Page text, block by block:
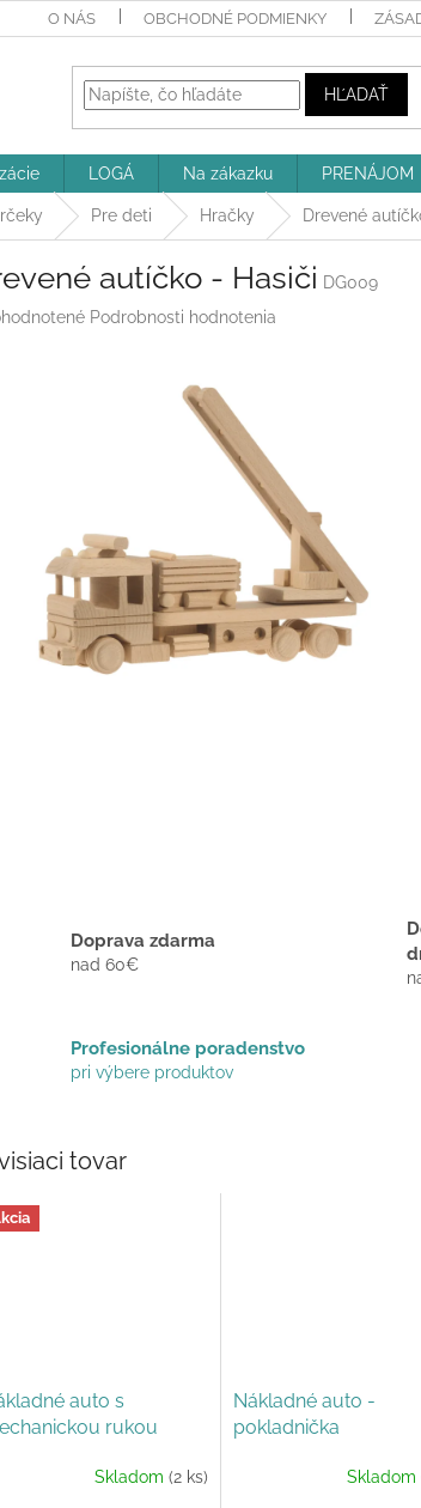
O NÁS OBCHODNÉ PODMIENKY
HĽADAŤ
LOGÁ Na zákazku PRENÁJOM
Pre deti Hračky Drevené
autíčko - Hasiči DG009
Podrobnosti hodnotenia
Doprava zdarma
nad 60€
Profesionálne poradenstvo
pri výbere produktov
tovar
auto s
rukou
Skladom (2 ks)
Nákladné auto -
pokladnička
Skladom